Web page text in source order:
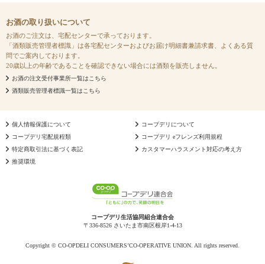
お酒の取り扱いについて
お酒のご注文は、宅配センターで承っております。
「酒類販売管理者標識」は各宅配センターおよびお届け明細書兼請求書、よくある質
問でご案内しております。
20歳以上の年齢であることを確認できない場合には酒類を販売しません。
お酒の注文受付事業所一覧はこちら
酒類販売管理者標識一覧はこちら
個人情報保護について
コープデリについて
コープデリ宅配規程類
コープデリ eフレンズ利用規程
特定商取引法に基づく表記
カスタマーハラスメント対応の考え方
推奨環境
コープデリ生活協同組合連合会
〒336-8526 さいたま市南区根岸1-4-13
Copyright © CO-OPDELI CONSUMERS’CO-OPERATIVE UNION. All rights reserved.